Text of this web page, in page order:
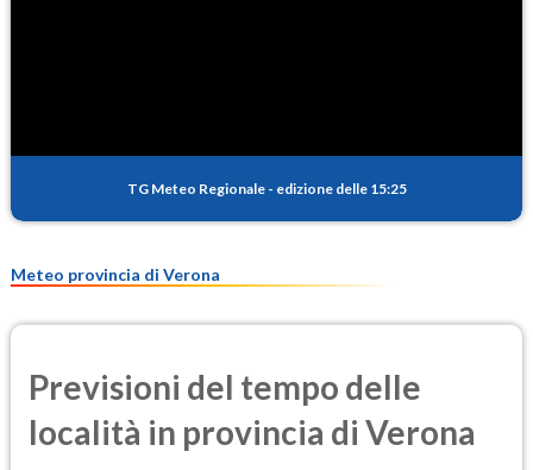
PM25
TG Meteo Regionale - edizione delle 15:25
Meteo provincia di Verona
Previsioni del tempo delle
località in provincia di Verona